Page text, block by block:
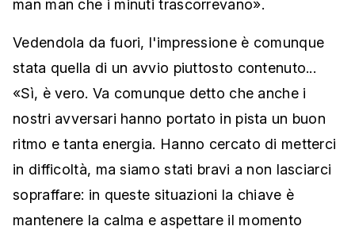
man man che i minuti trascorrevano».
Vedendola da fuori, l'impressione è comunque
stata quella di un avvio piuttosto contenuto...
«Sì, è vero. Va comunque detto che anche i
nostri avversari hanno portato in pista un buon
ritmo e tanta energia. Hanno cercato di metterci
in difficoltà, ma siamo stati bravi a non lasciarci
sopraffare: in queste situazioni la chiave è
mantenere la calma e aspettare il momento